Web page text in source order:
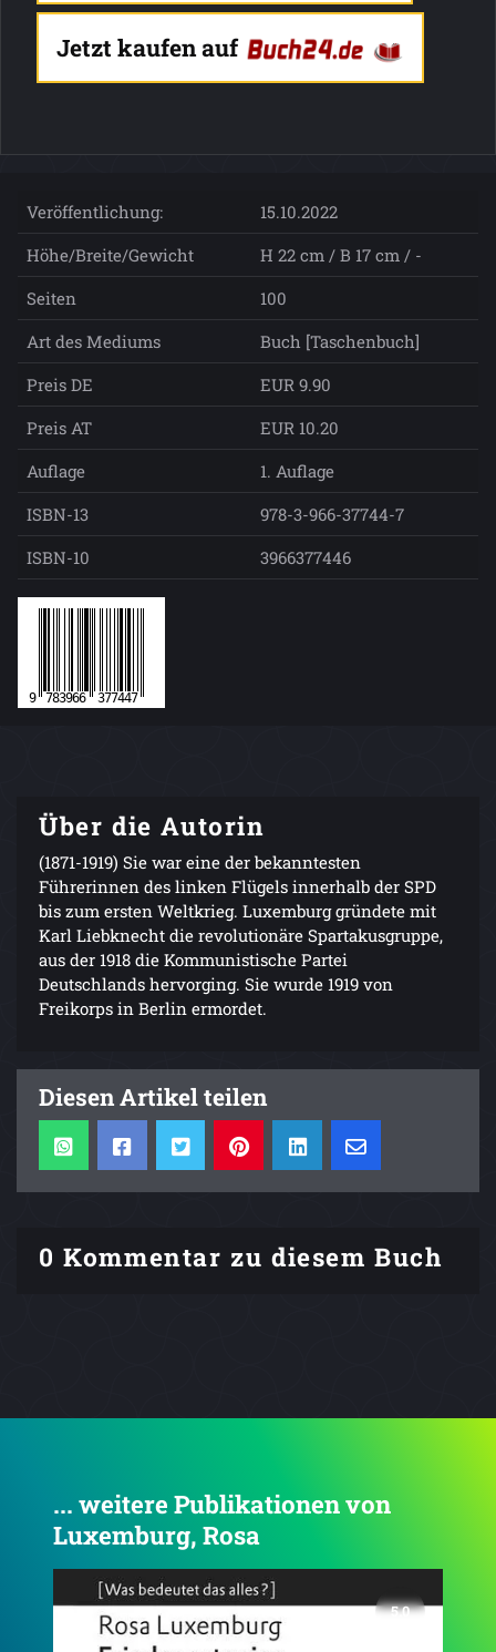
Jetzt kaufen auf
Veröffentlichung:
15.10.2022
Höhe/Breite/Gewicht
H 22 cm / B 17 cm / -
Seiten
100
Art des Mediums
Buch [Taschenbuch]
Preis DE
EUR 9.90
Preis AT
EUR 10.20
Auflage
1. Auflage
ISBN-13
978-3-966-37744-7
ISBN-10
3966377446
Über die Autorin
(1871-1919) Sie war eine der bekanntesten
Führerinnen des linken Flügels innerhalb der SPD
bis zum ersten Weltkrieg. Luxemburg gründete mit
Karl Liebknecht die revolutionäre Spartakusgruppe,
aus der 1918 die Kommunistische Partei
Deutschlands hervorging. Sie wurde 1919 von
Freikorps in Berlin ermordet.
Diesen Artikel teilen
0 Kommentar zu diesem Buch
... weitere Publikationen von
Luxemburg, Rosa
4.6